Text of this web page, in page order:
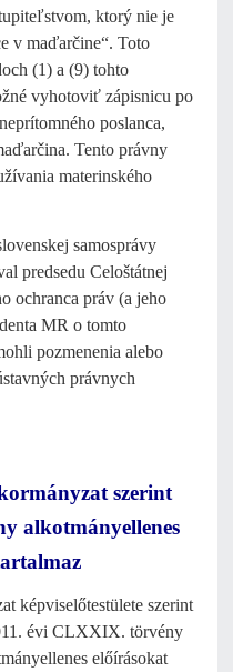
ktorý nie je
v maďarčine“. Toto
(1) a (9) tohto
vyhotoviť zápisnicu po
poslanca,
Tento právny
materinského
samosprávy
predsedu Celoštátnej
ochranca práv (a jeho
MR o tomto
pozmenenia alebo
právnych
szerint
alkotmányellenes
képviselőtestülete szerint
évi CLXXIX. törvény
előírásokat